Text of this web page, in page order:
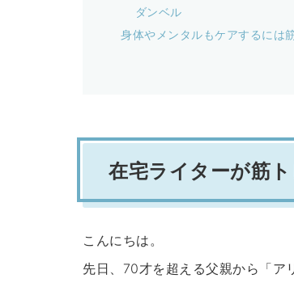
ダンベル
身体やメンタルもケアするには
在宅ライターが筋
こんにちは。
先日、70才を超える父親から「ア